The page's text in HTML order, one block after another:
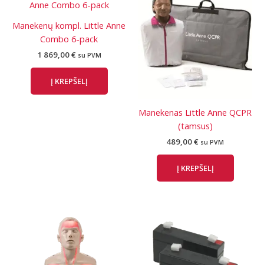
Manekenų kompl. Little Anne
Combo 6-pack
1 869,00€ su PVM
Į KREPŠELĮ
Manekenas Little Anne QCPR
(tamsus)
489,00€ su PVM
Į KREPŠELĮ